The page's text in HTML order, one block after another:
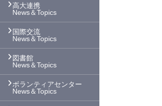
高大連携
News＆Topics
国際交流
News＆Topics
図書館
News＆Topics
ボランティアセンター
News＆Topics